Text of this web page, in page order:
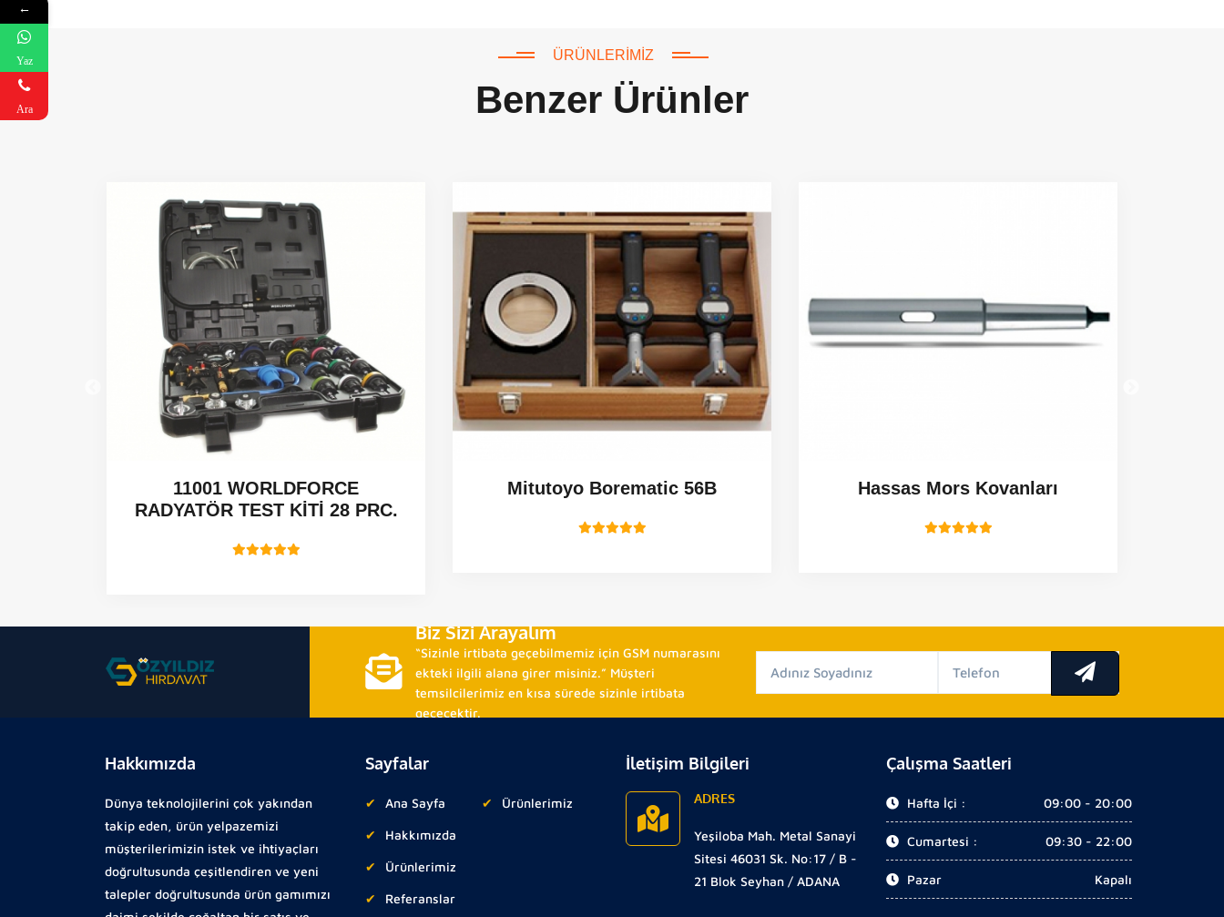
ÜRÜNLERIMIZ
Benzer Ürünler
11001 WORLDFORCE
RADYATÖR TEST KİTİ 28 PRC.
Mitutoyo Borematic 56B Hassas Mors Kovanları
Biz Sizi Arayalım
“Sizinle irtibata geçebilmemiz için GSM numarasını
ekteki ilgili alana girer misiniz.” Müşteri
temsilcilerimiz en kısa sürede sizinle irtibata
geçecektir.
Hakkımızda
Dünya teknolojilerini çok yakından
takip eden, ürün yelpazemizi
müşterilerimizin istek ve ihtiyaçları
doğrultusunda çeşitlendiren ve yeni
talepler doğrultusunda ürün gamımızı
Sayfalar
Ana Sayfa
Hakkımızda
Ürünlerimiz
Referanslar
Ürünlerimiz
İletişim Bilgileri
ADRES
Yeşiloba Mah. Metal Sanayi
Sitesi 46031 Sk. No:17 / B -
21 Blok Seyhan / ADANA
Çalışma Saatleri
Hafta İçi : 09:00 - 20:00
Cumartesi : 09:30 - 22:00
Pazar Kapalı
←
Yaz
Ara